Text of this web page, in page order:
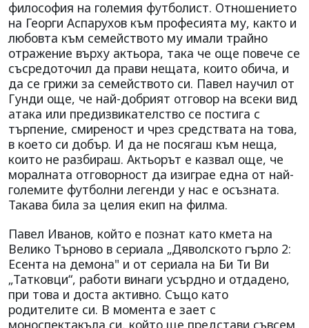
философия на големия футболист. Отношението
на Георги Аспарухов към професията му, както и
любовта към семейството му имали трайно
отражение върху актьора, така че още повече се
съсредоточил да прави нещата, които обича, и
да се грижи за семейството си. Павел научил от
Гунди още, че най-добрият отговор на всеки вид
атака или предизвикателство се постига с
търпение, смиреност и чрез средствата на това,
в което си добър. И да не посягаш към неща,
които не разбираш. Актьорът е казвал още, че
моралната отговорност да изиграе една от най-
големите футболни легенди у нас е осъзната.
Такава била за целия екип на филма.
Павел Иванов, който е познат като кмета на
Велико Търново в сериала „Дяволското гърло 2:
Есента на демона" и от сериала на Би Ти Ви
„Татковци“, работи винаги усърдно и отдадено,
при това и доста активно. Също като
родителите си. В момента е зает с